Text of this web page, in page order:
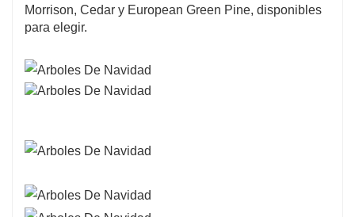
Morrison, Cedar y European Green Pine, disponibles
para elegir.